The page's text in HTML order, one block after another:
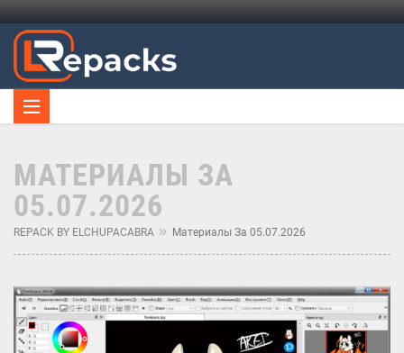
МАТЕРИАЛЫ ЗА
05.07.2026
REPACK BY ELCHUPACABRA Материалы За 05.07.2026